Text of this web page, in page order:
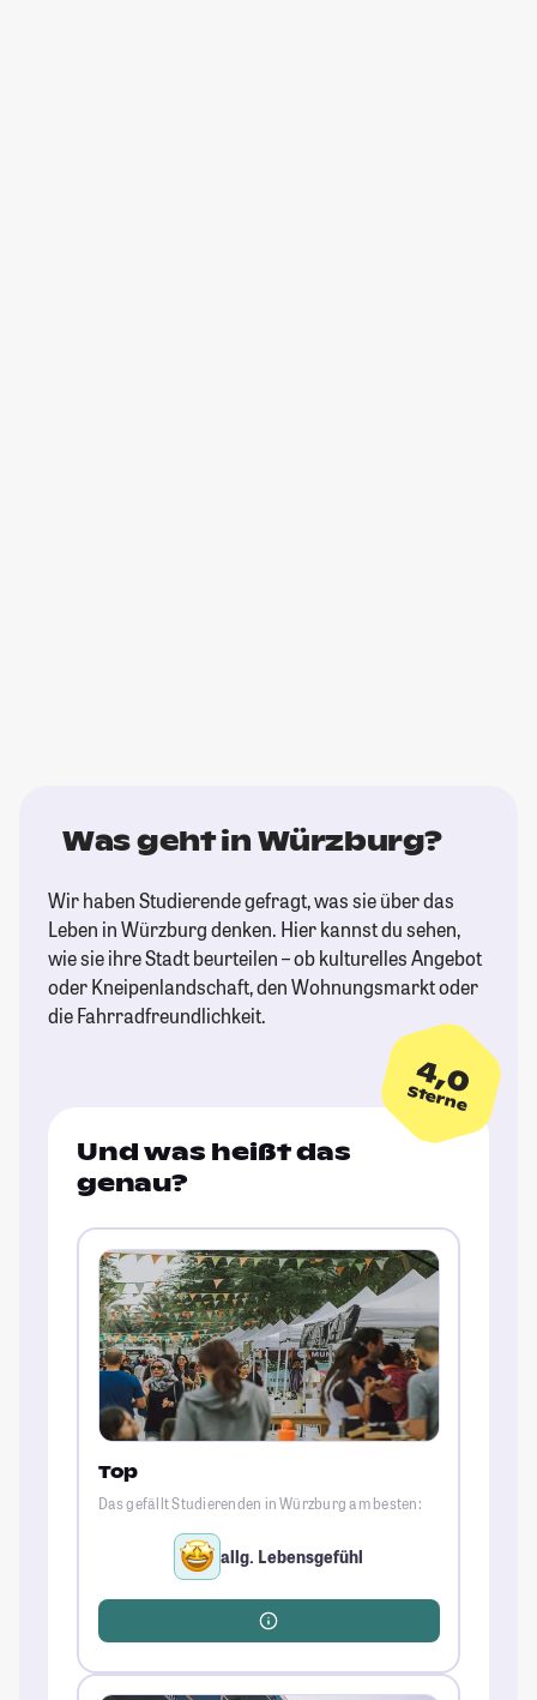
Was geht in Würzburg?
Wir haben Studierende gefragt, was sie über das
Leben in Würzburg denken. Hier kannst du sehen,
wie sie ihre Stadt beurteilen – ob kulturelles Angebot
oder Kneipenlandschaft, den Wohnungsmarkt oder
die Fahrradfreundlichkeit.
4,0
Sterne
Und was heißt das
genau?
Top
Das gefällt Studierenden in Würzburg am besten:
allg. Lebensgefühl